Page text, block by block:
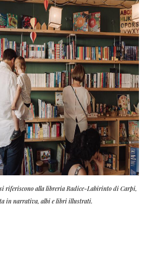
riferiscono alla libreria Radice-Labirinto di Carpi,
in narrativa, albi e libri illustrati.